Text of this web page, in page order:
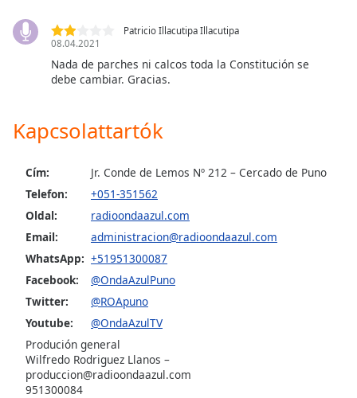
dialog
subtitles
selected
Track
Picture
Fullscreen
modal
window.
Beginning
dialog
window.
Escape
Patricio Illacutipa Illacutipa
08.04.2021
Nada de parches ni calcos toda la Constitución se
debe cambiar. Gracias.
Kapcsolattartók
Cím:
Jr. Conde de Lemos Nº 212 – Cercado de Puno
Telefon:
+051-351562
Oldal:
radioondaazul.com
Email:
administracion@radioondaazul.com
WhatsApp: +51951300087
Facebook:
@OndaAzulPuno
Twitter:
@ROApuno
Youtube:
@OndaAzulTV
Produción general
Wilfredo Rodriguez Llanos –
produccion@radioondaazul.com
951300084